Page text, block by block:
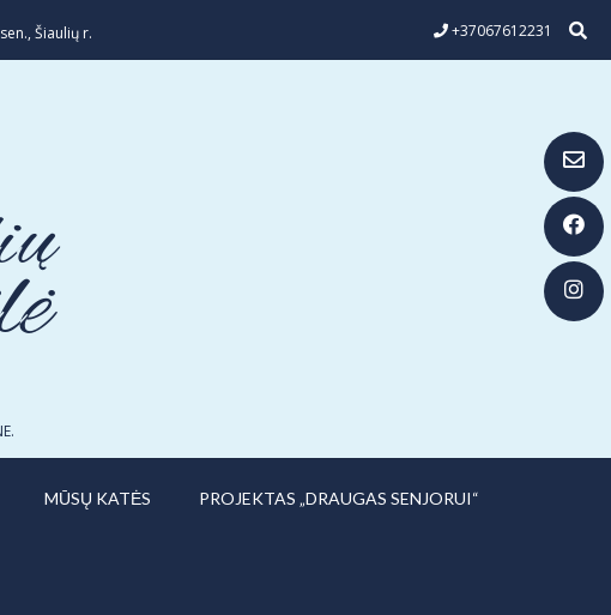
Šiaulių r. +37067612231
MŪSŲ KATĖS PROJEKTAS „DRAUGAS SENJORUI“